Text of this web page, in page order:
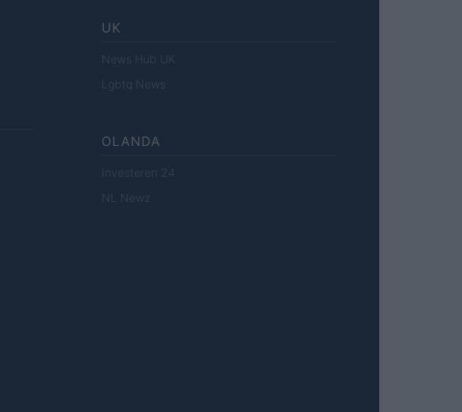
UK
News Hub UK
Lgbtq News
OLANDA
Investeren 24
NL Newz